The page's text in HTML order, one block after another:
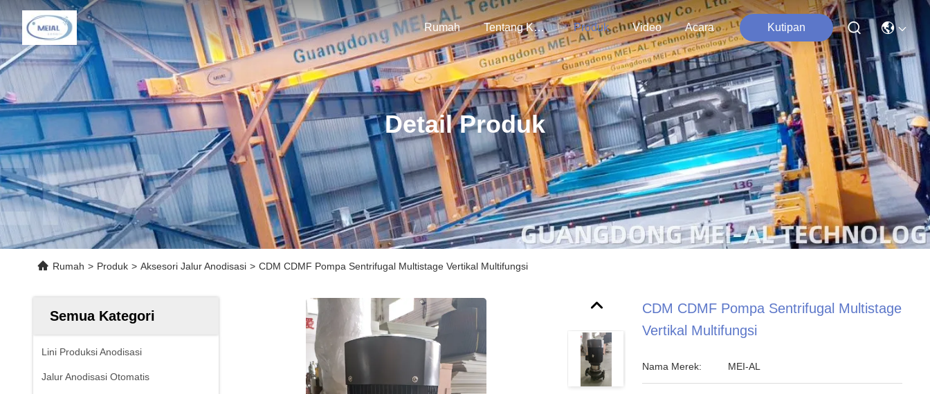
Rumah Tentang Kami Produk Video Acara Kutipan
Detail Produk
Rumah > Produk > Aksesori Jalur Anodisasi > CDM CDMF Pompa Sentrifugal Multistage Vertikal Multifungsi
Semua Kategori
Lini Produksi Anodisasi
Jalur Anodisasi Otomatis
CDM CDMF Pompa Sentrifugal Multistage
Vertikal Multifungsi
Nama Merek: MEI-AL